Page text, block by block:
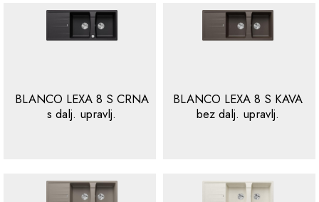
BLANCO LEXA 8 S CRNA
s dalj. upravlj.
BLANCO LEXA 8 S KAVA
bez dalj. upravlj.